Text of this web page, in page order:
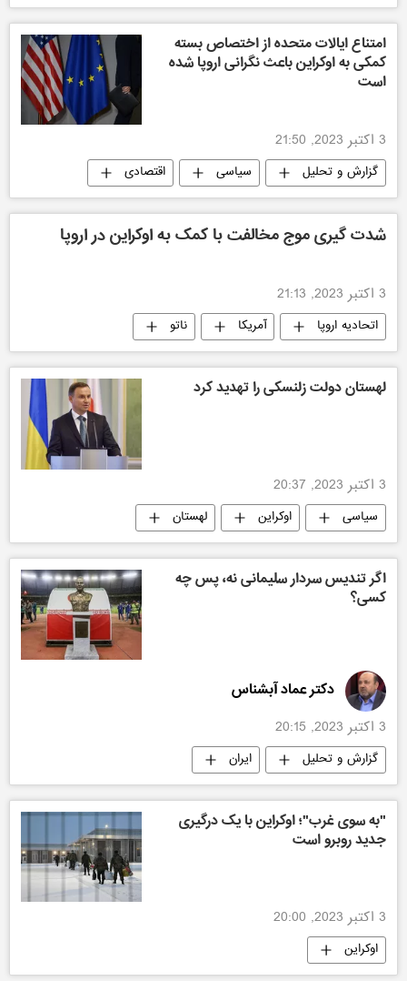
حمله تروریستی سیاسی
امتناع ایالات متحده از اختصاص بسته
کمکی به اوکراین باعث نگرانی اروپا شده
است
3 اکتبر 2023, 21:50
گزارش و تحلیل سیاسی
اقتصادی
جهان
آمریکا
اتحادیه اروپا
ناتو
اوکراین
شدت گیری موج مخالفت با کمک به اوکراین در اروپا
3 اکتبر 2023, 21:13
اتحادیه اروپا آمریکا
ناتو
اوکراین
سیاسی اقتصادی
لهستان دولت زلنسکی را تهدید کرد
3 اکتبر 2023, 20:37
سیاسی اوکراین
لهستان
اقتصادی
اگر تندیس سردار سلیمانی نه، پس چه
کسی؟
دکتر عماد آبشناس
3 اکتبر 2023, 20:15
گزارش و تحلیل
ایران
عربستان سعودی
"به سوی غرب"؛ اوکراین با یک درگیری
جدید روبرو است
3 اکتبر 2023, 20:00
اوکراین